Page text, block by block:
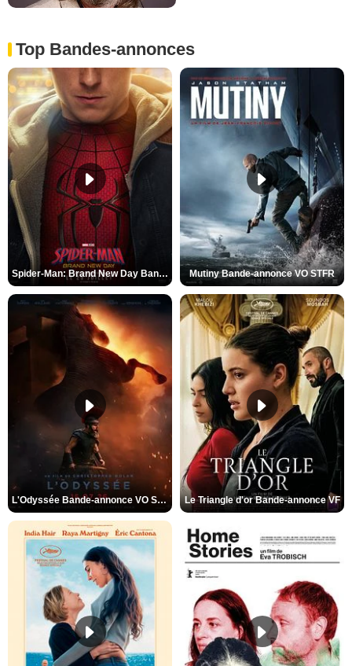
Top Bandes-annonces
Spider-Man: Brand New Day Bande-annonce VO STFR Mutiny Bande-annonce VO STFR
L'Odyssée Bande-annonce VO STFR Le Triangle d'or Bande-annonce VF